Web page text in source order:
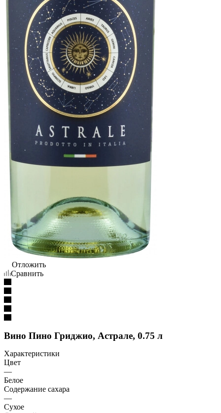
Отложить
Сравнить
Вино Пино Гриджио, Астрале, 0.75 л
Характеристики
Цвет
—
Белое
Содержание сахара
—
Сухое